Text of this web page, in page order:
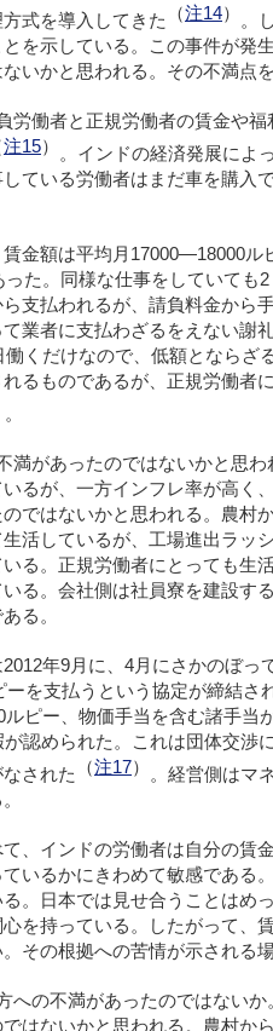
式を導入してきた
（注14）
。
を示している。この事件が発
いかと思われる。その不満点
労働者と正規労働者の賃金や
注15）
。インドの経済発展によ
ている労働者はまだ車を購入
金額は平均月17000―18000ル
った。同様な仕事をしていて
支払われるが、請負料金から
業者に支払わざるをえない謝
働くだけなので、低額とならざ
るものであるが、正規労働者
。
満があったのではないかと思
るが、一方インフレ率が高く
ではないかと思われる。農村
活しているが、工場進出ラッ
る。正規労働者にとっても生
る。会社側は社員寮を建設す
る。
年9月に、4月にさかのぼ
ーを支払うという協定が締結さ
ルピー、物価手当を含む諸手
認められた。これは団体交渉
された
（注17）
。経営側はマ
、インドの労働者は自分の賃
いるかにきわめて敏感である
。日本では見せ合うことはめ
を持っている。したがって、
その根拠への苦情が示される場
への不満があったのではない
はないかと思われる。農村か